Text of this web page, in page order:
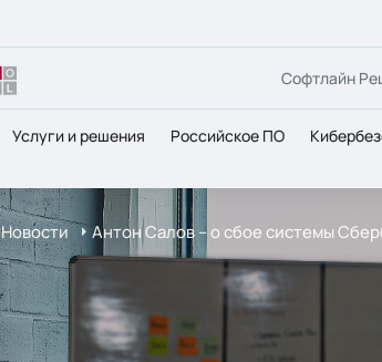
Софтлайн
Услуги и решения Российское ПО
Новости Антон Салов – о сбое системы